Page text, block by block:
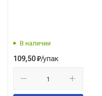
В наличии
109,50₽/упак